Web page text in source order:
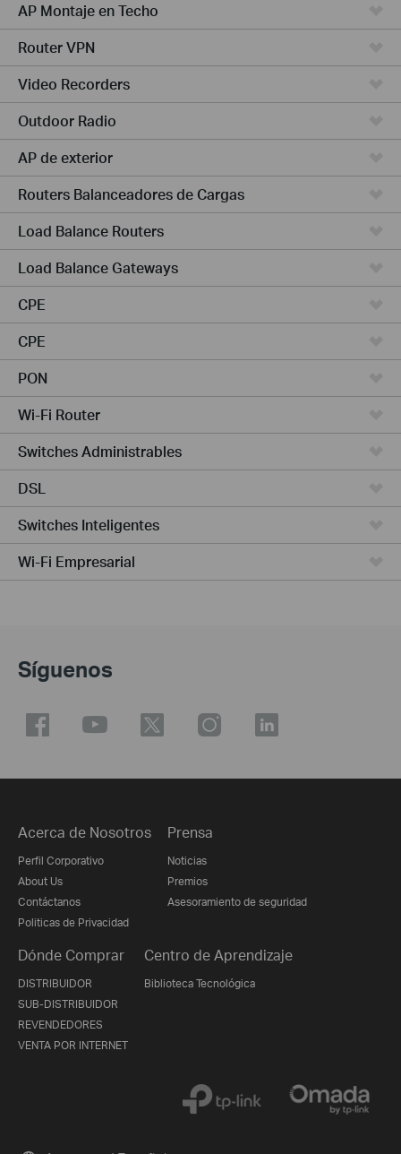
AP Montaje en Techo
Router VPN
Video Recorders
Outdoor Radio
AP de exterior
Routers Balanceadores de Cargas
Load Balance Routers
Load Balance Gateways
CPE
CPE
PON
Wi-Fi Router
Switches Administrables
DSL
Switches Inteligentes
Wi-Fi Empresarial
Síguenos
Acerca de Nosotros
Perfil Corporativo
About Us
Contáctanos
Politicas de Privacidad
Prensa
Noticias
Premios
Asesoramiento de seguridad
Dónde Comprar
DISTRIBUIDOR
SUB-DISTRIBUIDOR
REVENDEDORES
VENTA POR INTERNET
Centro de Aprendizaje
Biblioteca Tecnológica